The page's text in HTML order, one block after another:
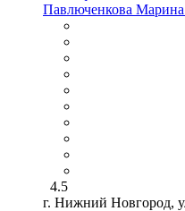
Павлюченкова Марина
4.5
г. Нижний Новгород,